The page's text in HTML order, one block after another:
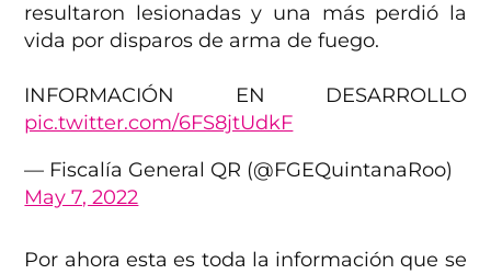
resultaron lesionadas y una más perdió la
vida por disparos de arma de fuego.
INFORMACIÓN EN DESARROLLO
pic.twitter.com/6FS8jtUdkF
— Fiscalía General QR (@FGEQuintanaRoo)
May 7, 2022
Por ahora esta es toda la información que se